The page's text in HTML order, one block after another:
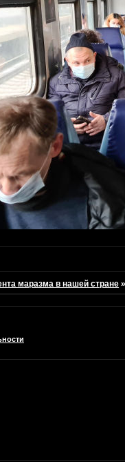
маразма в нашей стране